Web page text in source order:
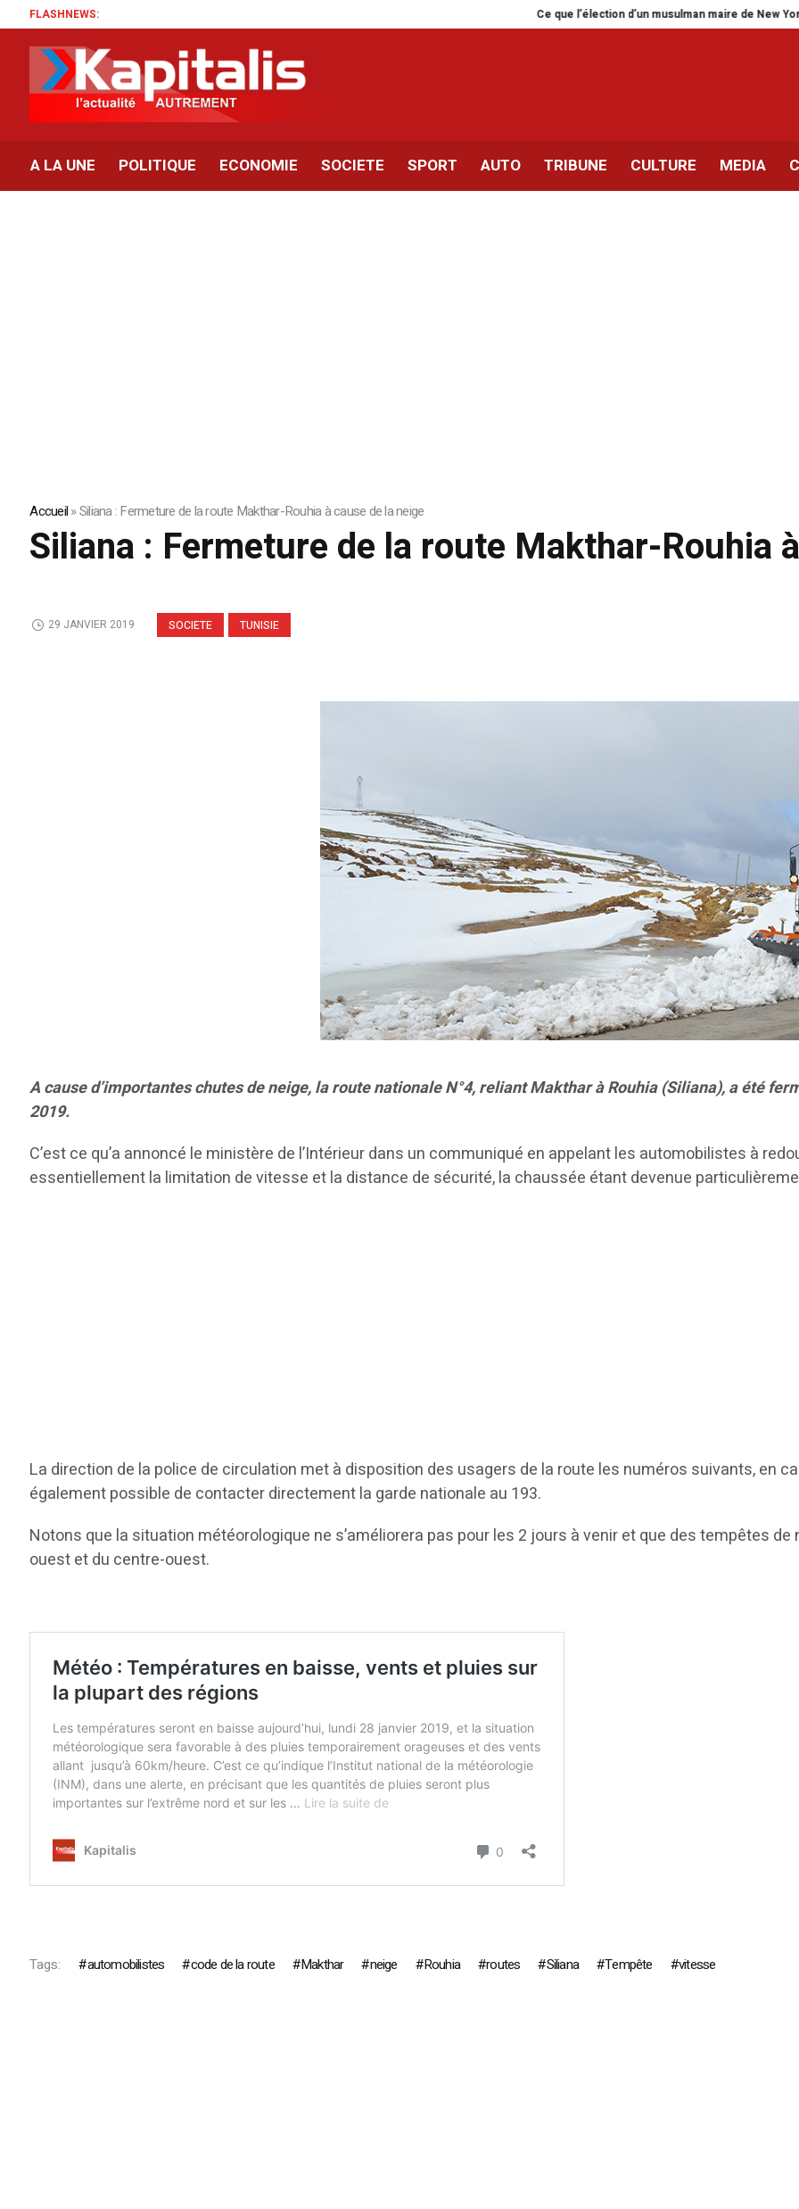
FLASHNEWS: Ce que l’élection d’un musulman maire de New York dit
A LA UNE POLITIQUE ECONOMIE SOCIETE SPORT AUTO TRIBUNE CULTURE MEDIA
Accueil»Siliana : Fermeture de la route Makthar-Rouhia à cause de la neige
Siliana : Fermeture de la route Makthar-Rouhia
SOCIETE TUNISIE
29 JANVIER 2019
A cause d’importantes chutes de neige, la route nationale N°4, reliant Makthar à Rouhia (Siliana), a été
2019.
C’est ce qu’a annoncé le ministère de l’Intérieur dans un communiqué en appelant les automobilistes à
essentiellement la limitation de vitesse et la distance de sécurité, la chaussée étant devenue
La direction de la police de circulation met à disposition des usagers de la route les numéros suivants, en
également possible de contacter directement la garde nationale au 193.
Notons que la situation météorologique ne s’améliorera pas pour les 2 jours à venir et que des tempêtes
ouest et du centre-ouest.
Tags: automobilistes code de la route Makthar neige Rouhia routes Siliana Tempête vitesse